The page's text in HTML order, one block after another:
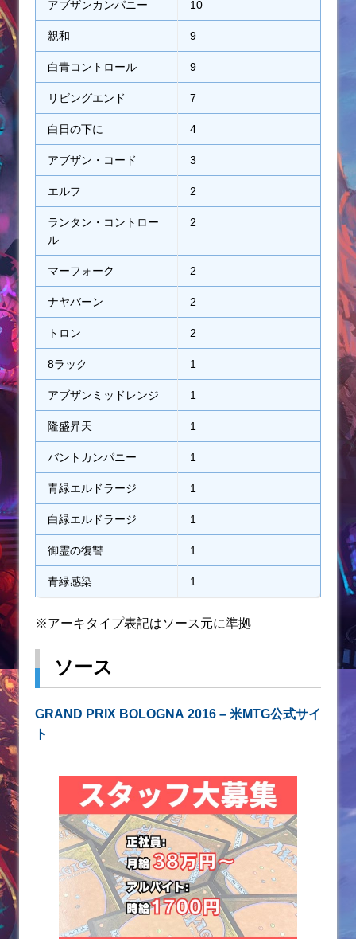
アブザンカンパニー 10
親和 9
白青コントロール 9
リビングエンド 7
白日の下に 4
アブザン・コード 3
エルフ 2
ランタン・コントロー
ル
2
マーフォーク 2
ナヤバーン 2
トロン 2
8ラック 1
アブザンミッドレンジ 1
隆盛昇天 1
バントカンパニー 1
青緑エルドラージ 1
白緑エルドラージ 1
御霊の復讐 1
青緑感染 1
※アーキタイプ表記はソース元に準拠
ソース
GRAND PRIX BOLOGNA 2016 – 米MTG公式サイ
ト